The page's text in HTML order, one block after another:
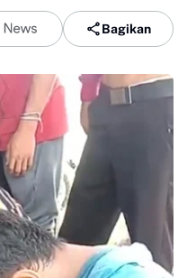
Bagikan